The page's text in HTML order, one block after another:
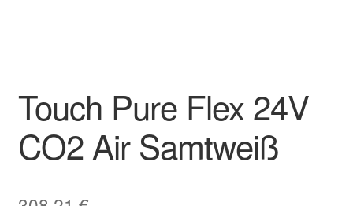
Touch Pure Flex 24V
CO2 Air Samtweiß